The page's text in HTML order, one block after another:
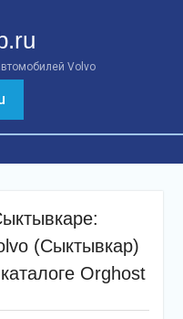
Volvo
(Сыктывкар)
Orghost